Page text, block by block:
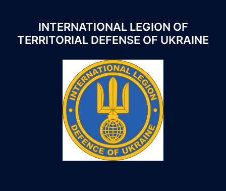
INTERNATIONAL LEGION OF
TERRITORIAL DEFENSE OF UKRAINE